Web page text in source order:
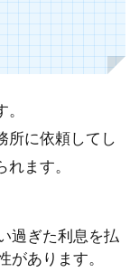
所に依頼してし
ます。
過ぎた利息を払
があります。